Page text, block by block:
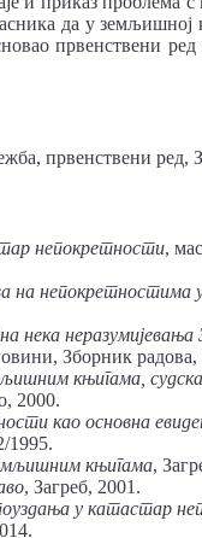
да у
првенствени
првенствени
непокретности,
на непокретностима
нека
Зборник
књигама,
2000.
као основна
1995.
књигама,
, Загреб, 2001.
у катастар